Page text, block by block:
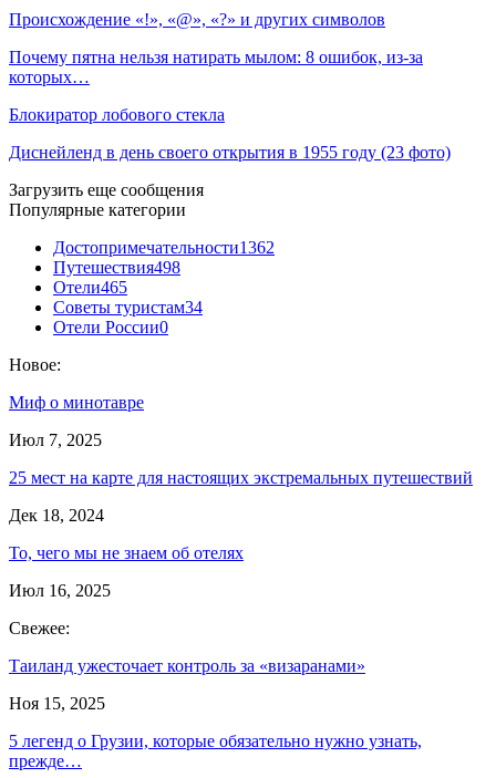
Происхождение «!», «@», «?» и других символов
Почему пятна нельзя натирать мылом: 8 ошибок, из-за
которых…
Блокиратор лобового стекла
Диснейленд в день своего открытия в 1955 году (23 фото)
Загрузить еще сообщения
Популярные категории
Достопримечательности1362
Путешествия498
Отели465
Советы туристам34
Отели России0
Новое:
Миф о минотавре
Июл 7, 2025
25 мест на карте для настоящих экстремальных путешествий
Дек 18, 2024
То, чего мы не знаем об отелях
Июл 16, 2025
Свежее:
Таиланд ужесточает контроль за «визаранами»
Ноя 15, 2025
5 легенд о Грузии, которые обязательно нужно узнать,
прежде…